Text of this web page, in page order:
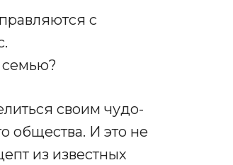
с
семью?
своим чудо-
общества. И это не
из известных